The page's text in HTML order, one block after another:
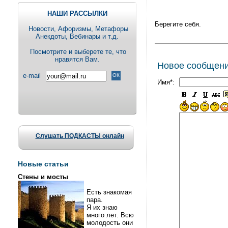
НАШИ РАССЫЛКИ
Новости, Aфоризмы, Метафоры
Анекдоты, Вебинары и т.д.
Посмотрите и выберете те, что
нравятся Вам.
e-mail
Слушать ПОДКАСТЫ онлайн
Новые статьи
Стены и мосты
Есть знакомая
пара.
Я их знаю
много лет. Всю
молодость они
Берегите себя.
Новое
Имя*: